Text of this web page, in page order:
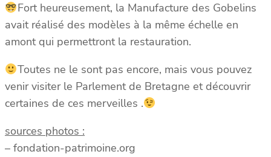
Fort heureusement, la Manufacture des Gobelins
avait réalisé des modèles à la même échelle en
amont qui permettront la restauration.
Toutes ne le sont pas encore, mais vous pouvez
venir visiter le Parlement de Bretagne et découvrir
certaines de ces merveilles .
sources photos :
– fondation-patrimoine.org